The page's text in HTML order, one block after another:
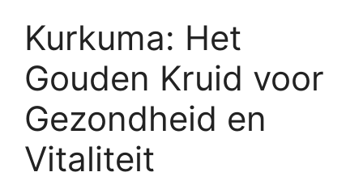
Kurkuma: Het
Gouden Kruid voor
Gezondheid en
Vitaliteit